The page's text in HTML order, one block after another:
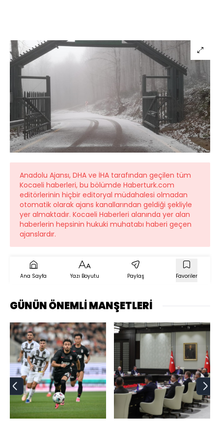
Anadolu Ajansı, DHA ve İHA tarafından geçilen tüm
Kocaeli haberleri, bu bölümde Haberturk.com
editörlerinin hiçbir editoryal müdahalesi olmadan
otomatik olarak ajans kanallarından geldiği şekliyle
yer almaktadır. Kocaeli Haberleri alanında yer alan
haberlerin hepsinin hukuki muhatabı haberi geçen
ajanslardır.
Ana Sayfa Yazı Boyutu Paylaş Favoriler
GÜNÜN ÖNEMLİ MANŞETLERİ